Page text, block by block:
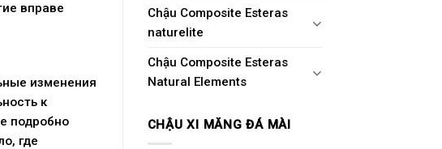
вправе
изменения
к
подробно
, где
Chậu Composite Esteras
naturelite
Chậu Composite Esteras
Natural Elements
CHẬU XI MĂNG ĐÁ MÀI